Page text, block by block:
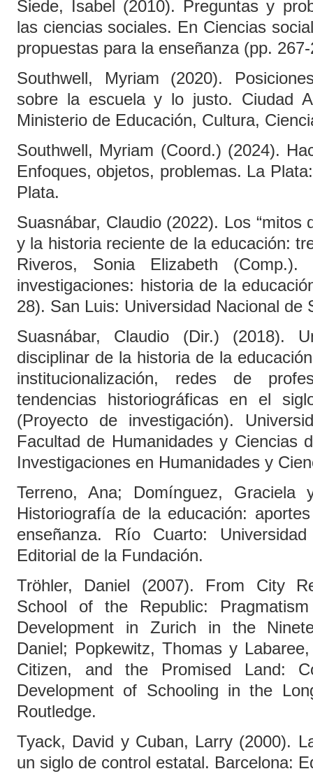
Siede, Isabel (2010). Preguntas y
las ciencias sociales. En Ciencias
propuestas para la enseñanza (pp.
Southwell, Myriam (2020).
sobre la escuela y lo justo. Ciudad
Ministerio de Educación, Cultura,
Southwell, Myriam (Coord.) (2024).
Enfoques, objetos, problemas. La
Plata.
Suasnábar, Claudio (2022). Los “mitos
y la historia reciente de la educación:
Riveros, Sonia Elizabeth (Comp.).
investigaciones: historia de la
28). San Luis: Universidad Nacional de
Suasnábar, Claudio (Dir.) (2018).
disciplinar de la historia de la
institucionalización, redes de
tendencias historiográficas en el
(Proyecto de investigación).
Facultad de Humanidades y Ciencias
Investigaciones en Humanidades y
Terreno, Ana; Domínguez, Graciela
Historiografía de la educación:
enseñanza. Río Cuarto:
Editorial de la Fundación.
Tröhler, Daniel (2007). From City
School of the Republic:
Development in Zurich in the
Daniel; Popkewitz, Thomas y
Citizen, and the Promised Land:
Development of Schooling in the
Routledge.
Tyack, David y Cuban, Larry (2000).
un siglo de control estatal. Barcelona: